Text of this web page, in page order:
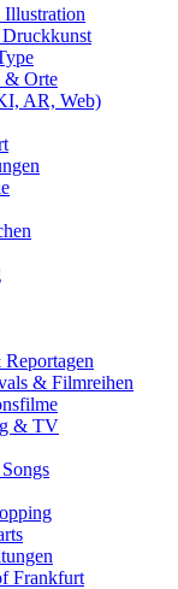
& Orte
AR, Web)
& Filmreihen
& TV
Frankfurt